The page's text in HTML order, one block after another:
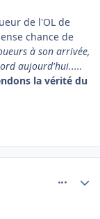
de l'OL de
chance de
à son arrivée,
aujourd'hui.....
la vérité du